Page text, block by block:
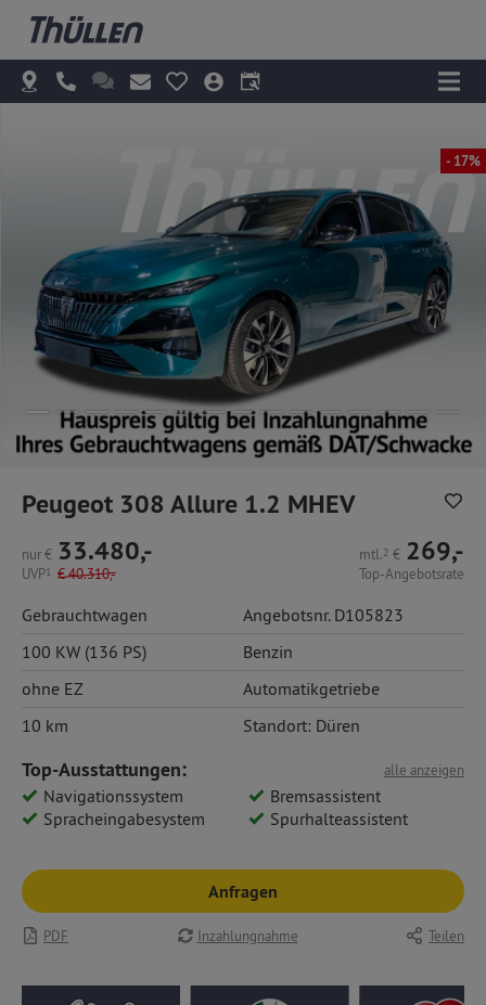
- 17%
Peugeot 308 Allure 1.2 MHEV
nur€ 33.480,-
UVP1 €40.310,-
mtl.2 € 269,-
Top-Angebotsrate
Gebrauchtwagen
Angebotsnr. D105823
100 KW (136 PS)
Benzin
ohne EZ
Automatikgetriebe
10 km
Standort: Düren
alle anzeigen
Top-Ausstattungen:
Navigationssystem
Bremsassistent
Spracheingabesystem
Spurhalteassistent
Anfragen
PDF Inzahlungnahme Teilen